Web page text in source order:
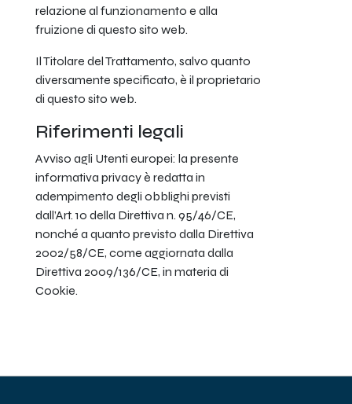
relazione al funzionamento e alla
fruizione di questo sito web.
Il Titolare del Trattamento, salvo quanto
diversamente specificato, è il proprietario
di questo sito web.
Riferimenti legali
Avviso agli Utenti europei: la presente
informativa privacy è redatta in
adempimento degli obblighi previsti
dall’Art. 10 della Direttiva n. 95/46/CE,
nonché a quanto previsto dalla Direttiva
2002/58/CE, come aggiornata dalla
Direttiva 2009/136/CE, in materia di
Cookie.